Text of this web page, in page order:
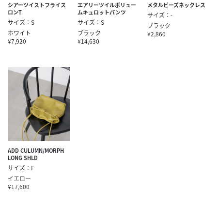
シアーツイストフライス
ロンT
サイズ：S
ホワイト
¥7,920
エアリーツイルボリュー
ムキュロットパンツ
サイズ：S
ブラック
¥14,630
メタルビーズネックレス
サイズ：-
ブラック
¥2,860
ADD CULUMN/MORPH
LONG SHLD
サイズ：F
イエロー
¥17,600